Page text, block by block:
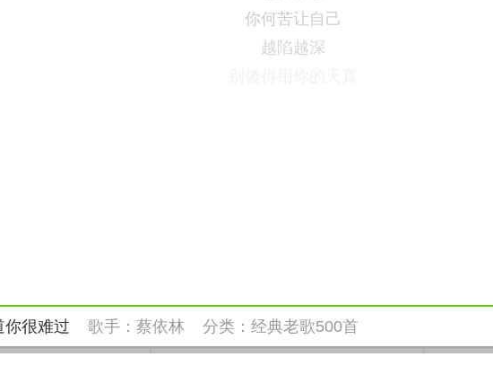
你何苦让自己
越陷越深
你很难过 歌手： 蔡依林 分类： 经典老歌500首